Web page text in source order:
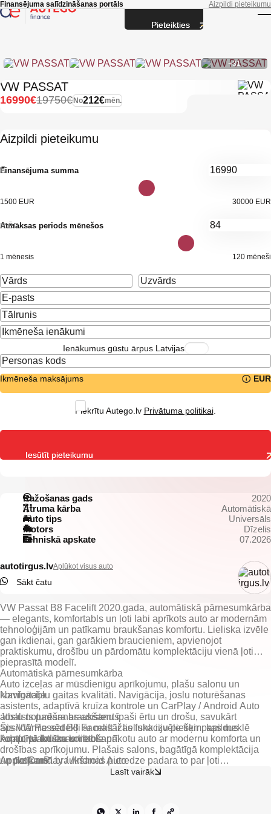
Skip to main content
Finansējuma salīdzināšanas portāls Aizpildi pieteikumu
+31
VW PASSAT
No212€mēn.
19750€
16990€
Aizpildi pieteikumu
Finansējuma summa
€
1500 EUR 30000 EUR
Atmaksas periods mēnešos
mēn.
1 mēnesis 120 mēneši
Ienākumus gūstu ārpus Latvijas
Ikmēneša maksājums EUR
Piekrītu Autego.lv Privātuma politikai.
Ražošanas gads
2020
Ātruma kārba
Automātiskā
Auto tips
Universāls
Motors
Dīzelis
Tehniskā apskate
07.2026
autotirgus.lvAplūkot visus auto
Sākt čatu
VW Passat B8 Facelift 2020.gada, automātiskā pārnesumkārba
— elegants, komfortabls un ļoti labi aprīkots auto ar modernām
tehnoloģijām un patīkamu braukšanas komfortu. Lieliska izvēle
gan ikdienai, gan garākiem braucieniem, apvienojot
praktiskumu, drošību un pārdomātu komplektāciju vienā ļoti
pieprasītā modelī.
Auto izceļas ar mūsdienīgu aprīkojumu, plašu salonu un
komfortablu gaitas kvalitāti. Navigācija, joslu noturēšanas
asistents, adaptīvā kruīza kontrole un CarPlay / Android Auto
atbalsts padara braukšanu īpaši ērtu un drošu, savukārt
apsildāmie sēdekļi ar masāžas funkciju piešķir papildus
komfortu ikdienas lietošanā.
Automātiskā pārnesumkārba
Navigācija
Joslu noturēšanas asistents
Adaptīvā kruīza kontrole
Apple CarPlay / Android Auto
Šis VW Passat B8 Facelift ir lieliska izvēle tiem, kas meklē
koptu, praktisku un labi aprīkotu auto ar modernu komforta un
drošības aprīkojumu. Plašais salons, bagātīgā komplektācija
un patīkamā braukšanas pieredze padara to par ļoti
pārliecinošu variantu ikdienai un ģimenes vajadzībām.
Lasīt vairāk